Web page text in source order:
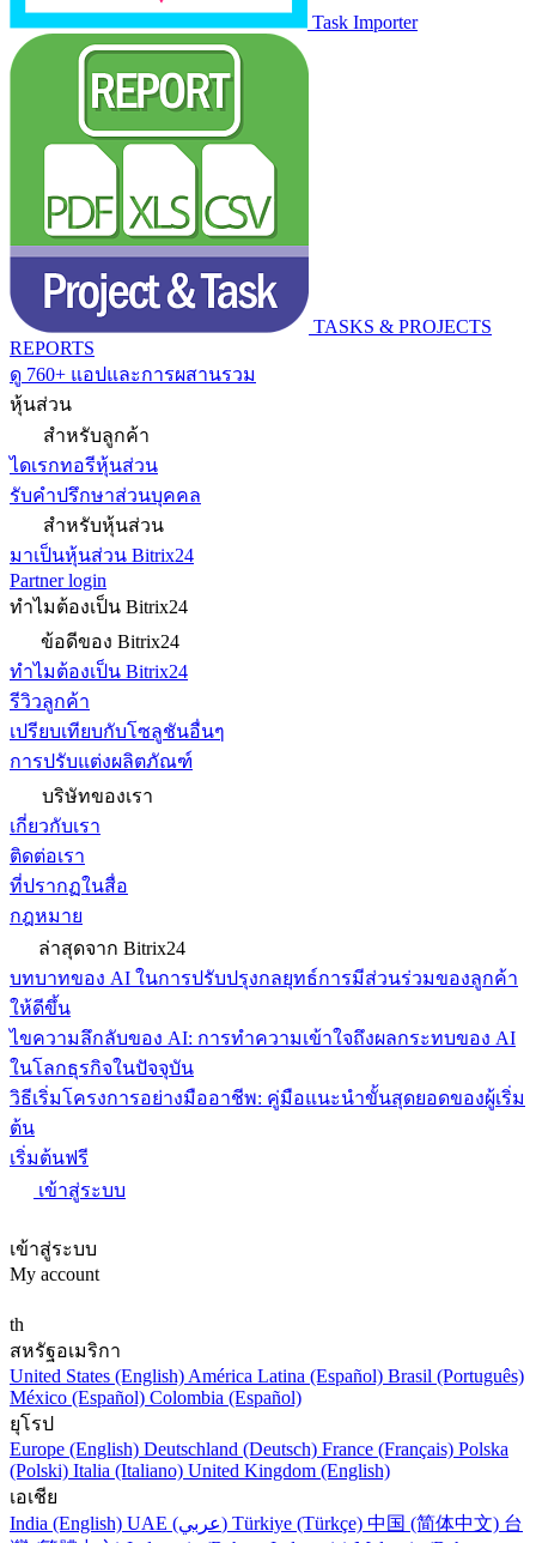
Task Importer
TASKS & PROJECTS
REPORTS
ดู 760+ แอปและการผสานรวม
หุ้นส่วน
สำหรับลูกค้า
ไดเรกทอรีหุ้นส่วน
รับคำปรึกษาส่วนบุคคล
สำหรับหุ้นส่วน
มาเป็นหุ้นส่วน Bitrix24
Partner login
ทำไมต้องเป็น Bitrix24
ข้อดีของ Bitrix24
ทำไมต้องเป็น Bitrix24
รีวิวลูกค้า
เปรียบเทียบกับโซลูชันอื่นๆ
การปรับแต่งผลิตภัณฑ์
บริษัทของเรา
เกี่ยวกับเรา
ติดต่อเรา
ที่ปรากฏในสื่อ
กฎหมาย
ล่าสุดจาก Bitrix24
บทบาทของ AI ในการปรับปรุงกลยุทธ์การมีส่วนร่วมของลูกค้า
ให้ดีขึ้น
ไขความลึกลับของ AI: การทำความเข้าใจถึงผลกระทบของ AI
ในโลกธุรกิจในปัจจุบัน
วิธีเริ่มโครงการอย่างมืออาชีพ: คู่มือแนะนำขั้นสุดยอดของผู้เริ่ม
ต้น
เริ่มต้นฟรี
เข้าสู่ระบบ
เข้าสู่ระบบ
My account
th
สหรัฐอเมริกา
United States (English) América Latina (Español) Brasil (Português)
México (Español) Colombia (Español)
ยุโรป
Europe (English) Deutschland (Deutsch) France (Français) Polska
(Polski) Italia (Italiano) United Kingdom (English)
เอเชีย
India (English)
UAE (عربي) Türkiye (Türkçe) 中国 (简体中文) 台